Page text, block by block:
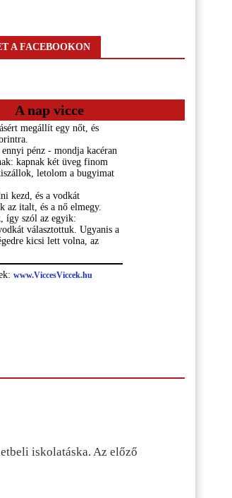
A FACEBOOKON
A nap vicce
iskolatáska. Az előző